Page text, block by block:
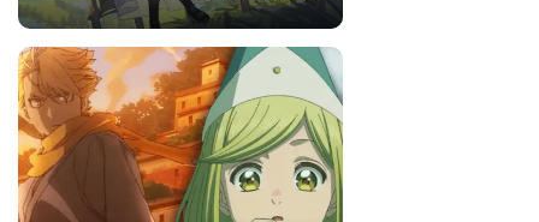
14 مرداد 1405